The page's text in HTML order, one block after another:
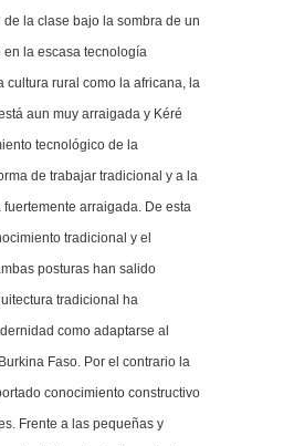
la clase bajo la sombra de un
la escasa tecnología
cultura rural como la africana, la
aun muy arraigada y Kéré
tecnológico de la
de trabajar tradicional y a la
arraigada. De esta
tradicional y el
posturas han salido
tradicional ha
como adaptarse al
Faso. Por el contrario la
conocimiento constructivo
Frente a las pequeñas y